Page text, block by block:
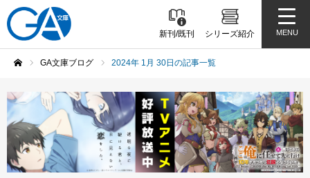
新刊/既刊 シリーズ紹介 MENU
GA文庫ブログ 2024年 1月 30日の記事一覧